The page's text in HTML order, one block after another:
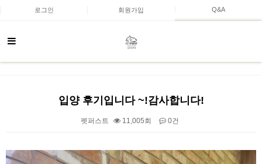
로그인 회원가입 Q&A
입양 후기입니다 ~!감사합니다!
펫퍼스트 11,005회 0건
본문